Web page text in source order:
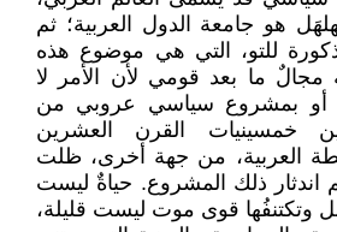
هو جامعة الدول العربية؛ ثم
للتو، التي هي موضوع هذه
مجالٌ ما بعد قومي لأن الأمر لا
أو بمشروع سياسي عروبي من
خمسينيات القرن العشرين
العربية، من جهة أخرى، ظلت
اندثار ذلك المشروع. حياةٌ ليست
بل وتكتنفُها قوى موت ليست قليلة،